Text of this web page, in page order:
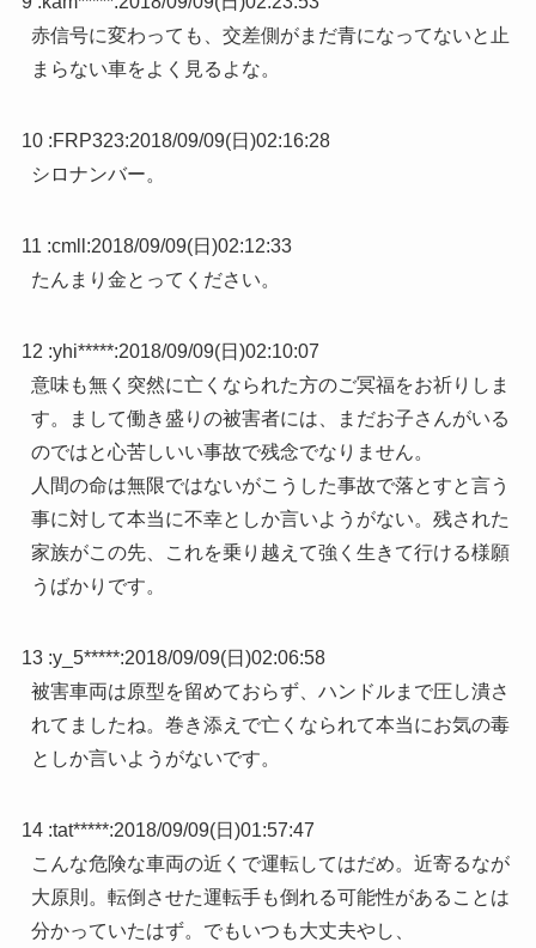
赤信号に変わっても、交差側がまだ青になってないと止
まらない車をよく見るよな。
10 :FRP323:2018/09/09(日)02:16:28
シロナンバー。
11 :cmll :2018/09/09(日)02:12:33
たんまり金とってください。
12 :yhi*****:2018/09/09(日)02:10:07
意味も無く突然に亡くなられた方のご冥福をお祈りしま
す。まして働き盛りの被害者には、まだお子さんがいる
のではと心苦しいい事故で残念でなりません。
人間の命は無限ではないがこうした事故で落とすと言う
事に対して本当に不幸としか言いようがない。残された
家族がこの先、これを乗り越えて強く生きて行ける様願
うばかりです。
13 :y_5*****:2018/09/09(日)02:06:58
被害車両は原型を留めておらず、ハンドルまで圧し潰さ
れてましたね。巻き添えで亡くなられて本当にお気の毒
としか言いようがないです。
14 :tat*****:2018/09/09(日)01:57:47
こんな危険な車両の近くで運転してはだめ。近寄るなが
大原則。転倒させた運転手も倒れる可能性があることは
分かっていたはず。でもいつも大丈夫やし、